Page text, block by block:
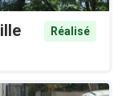
Réalisé